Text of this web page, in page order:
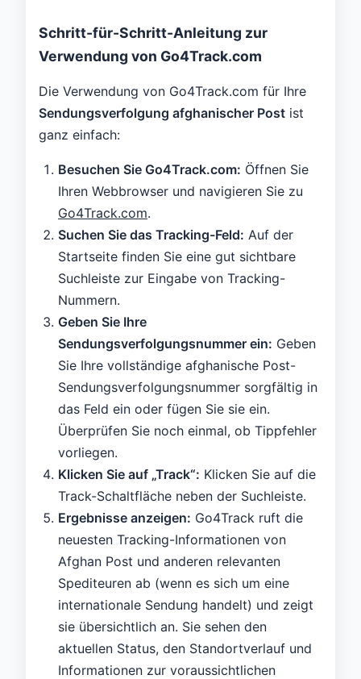
Schritt-für-Schritt-Anleitung zur
Verwendung von Go4Track.com
Die Verwendung von Go4Track.com für Ihre
Sendungsverfolgung afghanischer Post ist
ganz einfach:
Besuchen Sie Go4Track.com: Öffnen Sie
Ihren Webbrowser und navigieren Sie zu
Go4Track.com.
Suchen Sie das Tracking-Feld: Auf der
Startseite finden Sie eine gut sichtbare
Suchleiste zur Eingabe von Tracking-
Nummern.
Geben Sie Ihre
Sendungsverfolgungsnummer ein: Geben
Sie Ihre vollständige afghanische Post-
Sendungsverfolgungsnummer sorgfältig in
das Feld ein oder fügen Sie sie ein.
Überprüfen Sie noch einmal, ob Tippfehler
vorliegen.
Klicken Sie auf „Track“: Klicken Sie auf die
Track-Schaltfläche neben der Suchleiste.
Ergebnisse anzeigen: Go4Track ruft die
neuesten Tracking-Informationen von
Afghan Post und anderen relevanten
Spediteuren ab (wenn es sich um eine
internationale Sendung handelt) und zeigt
sie übersichtlich an. Sie sehen den
aktuellen Status, den Standortverlauf und
Informationen zur voraussichtlichen